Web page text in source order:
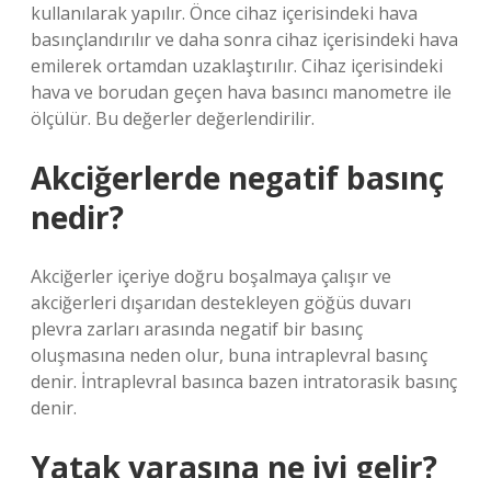
kullanılarak yapılır. Önce cihaz içerisindeki hava
basınçlandırılır ve daha sonra cihaz içerisindeki hava
emilerek ortamdan uzaklaştırılır. Cihaz içerisindeki
hava ve borudan geçen hava basıncı manometre ile
ölçülür. Bu değerler değerlendirilir.
Akciğerlerde negatif basınç
nedir?
Akciğerler içeriye doğru boşalmaya çalışır ve
akciğerleri dışarıdan destekleyen göğüs duvarı
plevra zarları arasında negatif bir basınç
oluşmasına neden olur, buna intraplevral basınç
denir. İntraplevral basınca bazen intratorasik basınç
denir.
Yatak yarasına ne iyi gelir?